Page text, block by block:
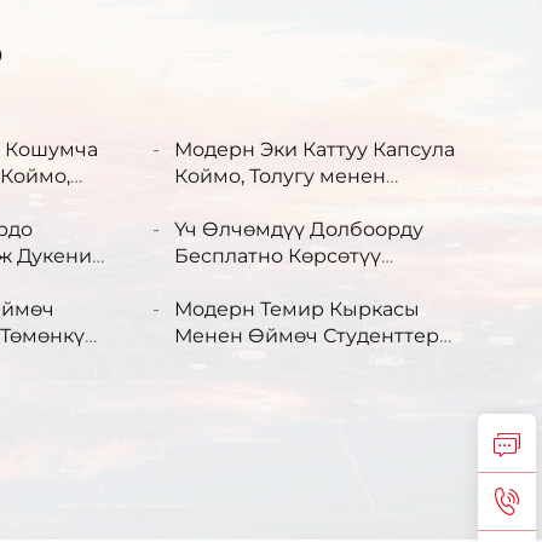
Кошумча
Үчүн
Жыгач
Модерн Эки Каттуу Капсула
Коймо, Толугу менен
Мектептердин Коймо
Бөлмөлөрү үчүн Коймо
Дукени
Лофту
Үч Өлчөмдүү Долбоорду
Бесплатно Көрсөтүү
Шыныдан Жасалган
Мектеп, Ошоштук,
Модерн Темир Кыркасы
Менен Өймөч Студенттер